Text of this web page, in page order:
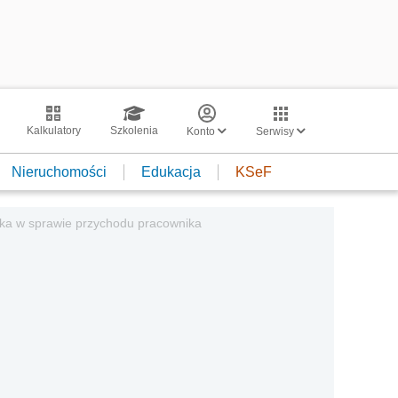
Kalkulatory Szkolenia Konto Serwisy
Nieruchomości Edukacja KSeF
w sprawie przychodu pracownika